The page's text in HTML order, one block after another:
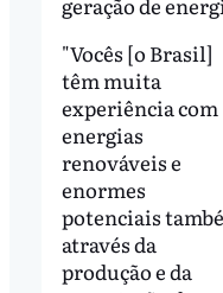
"Vocês [o Brasil]
têm muita
experiência com
energias
renováveis e
enormes
potenciais
através da
produção e da